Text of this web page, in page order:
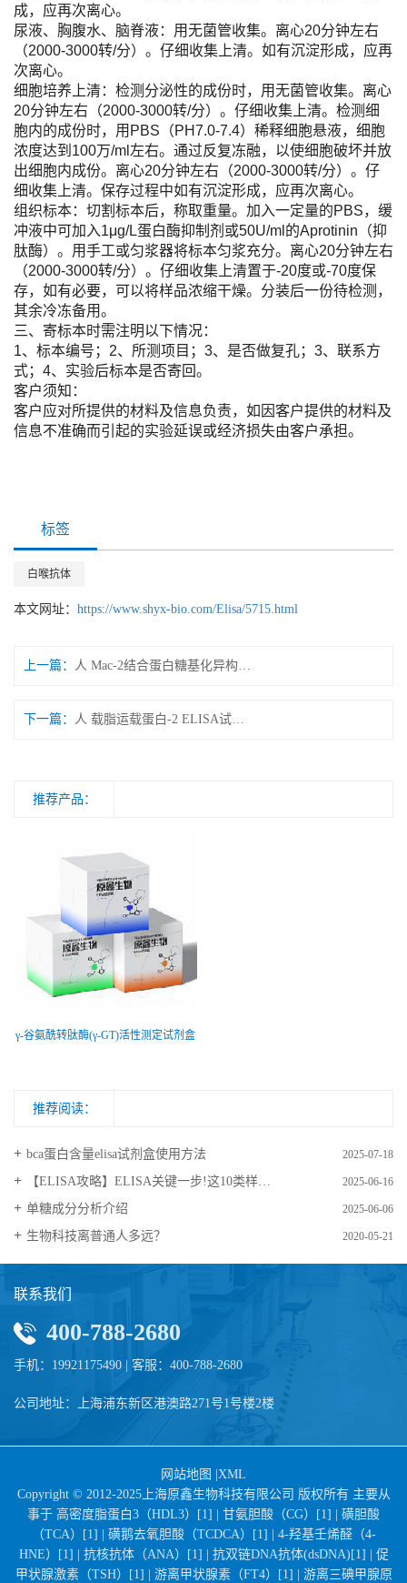
成，应再次离心。
尿液、胸腹水、脑脊液：用无菌管收集。离心20分钟左右
（2000-3000转/分）。仔细收集上清。如有沉淀形成，应再
次离心。
细胞培养上清：检测分泌性的成份时，用无菌管收集。离心
20分钟左右（2000-3000转/分）。仔细收集上清。检测细
胞内的成份时，用PBS（PH7.0-7.4）稀释细胞悬液，细胞
浓度达到100万/ml左右。通过反复冻融，以使细胞破坏并放
出细胞内成份。离心20分钟左右（2000-3000转/分）。仔
细收集上清。保存过程中如有沉淀形成，应再次离心。
组织标本：切割标本后，称取重量。加入一定量的PBS，缓
冲液中可加入1μg/L蛋白酶抑制剂或50U/ml的Aprotinin（抑
肽酶）。用手工或匀浆器将标本匀浆充分。离心20分钟左右
（2000-3000转/分）。仔细收集上清置于-20度或-70度保
存，如有必要，可以将样品浓缩干燥。分装后一份待检测，
其余冷冻备用。
三、寄标本时需注明以下情况：
1、标本编号；2、所测项目；3、是否做复孔；3、联系方
式；4、实验后标本是否寄回。
客户须知：
客户应对所提供的材料及信息负责，如因客户提供的材料及
信息不准确而引起的实验延误或经济损失由客户承担。
标签
白喉抗体
本文网址： https://www.shyx-bio.com/Elisa/5715.html
上一篇： 人 Mac-2结合蛋白糖基化异构体 ELISA试剂盒
下一篇： 人 载脂运载蛋白-2 ELISA试剂盒
推荐产品：
γ-谷氨酰转肽酶(γ-GT)活性测定试剂盒
推荐阅读：
bca蛋白含量elisa试剂盒使用方法 2025-07-18
【ELISA攻略】ELISA关键一步!这10类样品要如何处理? 2025-06-16
​单糖成分分析介绍 2025-06-06
生物科技离普通人多远？ 2020-05-21
联系我们
400-788-2680
手机：19921175490 | 客服：400-788-2680
公司地址：上海浦东新区港澳路271号1号楼2楼
网站地图 XML
Copyright © 2012-2025上海原鑫生物科技有限公司 版权所有 主要从
事于 高密度脂蛋白3（HDL3）[1] | 甘氨胆酸（CG）[1] | 磺胆酸
（TCA）[1] | 磺鹅去氧胆酸（TCDCA）[1] | 4-羟基壬烯醛（4-
HNE）[1] | 抗核抗体（ANA）[1] | 抗双链DNA抗体(dsDNA)[1] | 促
甲状腺激素（TSH）[1] | 游离甲状腺素（FT4）[1] | 游离三碘甲腺原